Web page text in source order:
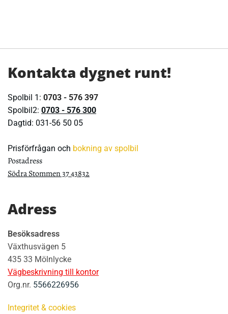
Kontakta dygnet runt!
Spolbil 1: 0703 - 576 397
Spolbil2: 0703 - 576 300
Dagtid: 031-56 50 05
Prisförfrågan och bokning av spolbil
Postadress
Södra Stommen 37 43832
Adress
Besöksadress
Växthusvägen 5
435 33 Mölnlycke
Vägbeskrivning till kontor
Org.nr. 5566226956
Integritet & cookies